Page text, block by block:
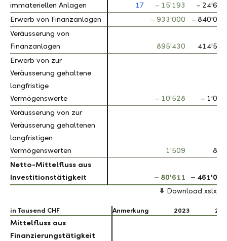
immateriellen Anlagen
17 – 15'193
– 24'652
Erwerb von Finanzanlagen
– 933'000
– 840'069
Veräusserung von
Finanzanlagen
895'430
414'543
Erwerb von zur
Veräusserung gehaltene
langfristige
Vermögenswerte
– 10'528
– 1'020
Veräusserung von zur
Veräusserung gehaltenen
langfristigen
Vermögenswerten
1'509
850
Netto-Mittelfluss aus
Investitionstätigkeit
– 80'611 – 461'038
immateriellen Anlagen
Erwerb von Finanzanlagen
Veräusserung von
Finanzanlagen
Erwerb von zur
Veräusserung gehaltene
langfristige
Vermögenswerte
Veräusserung von zur
Veräusserung gehaltenen
langfristigen
Vermögenswerten
Netto-Mittelfluss aus
Investitionstätigkeit
Download xslx
in Tausend CHF Anmerkung 2023
Mittelfluss aus
Finanzierungstätigkeit
in Tausend CHF
Mittelfluss aus
Finanzierungstätigkeit